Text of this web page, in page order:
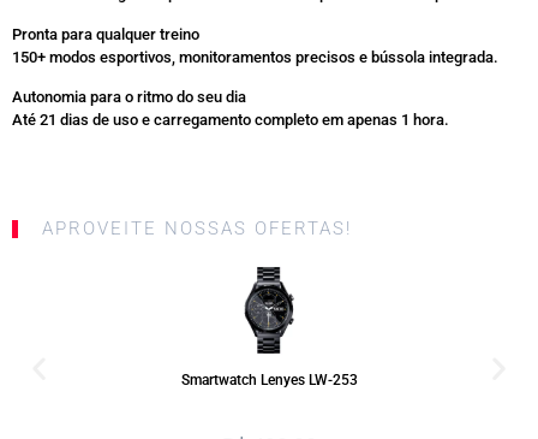
Pronta para qualquer treino
150+ modos esportivos, monitoramentos precisos e bússola integrada.
Autonomia para o ritmo do seu dia
Até 21 dias de uso e carregamento completo em apenas 1 hora.
APROVEITE NOSSAS OFERTAS!
Smartwatch Lenyes LW-253